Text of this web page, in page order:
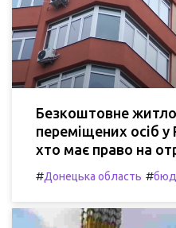
Безкоштовне
переміщених осіб у
хто має право на
#Донецька область #